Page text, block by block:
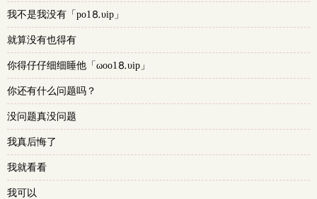
我不是我没有「po1⒏υip」
就算没有也得有
你得仔仔细细睡他「ωoо1⒏υip」
你还有什么问题吗？
没问题真没问题
我真后悔了
我就看看
我可以